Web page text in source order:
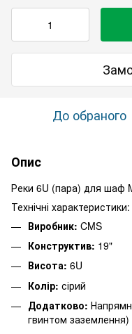
До обраного
Опис
Реки 6U (пара) для шаф
Технічні характеристики:
Виробник: CMS
Конструктив: 19"
Висота: 6U
Колір: сірий
Додатково:
гвинтом заземлення)